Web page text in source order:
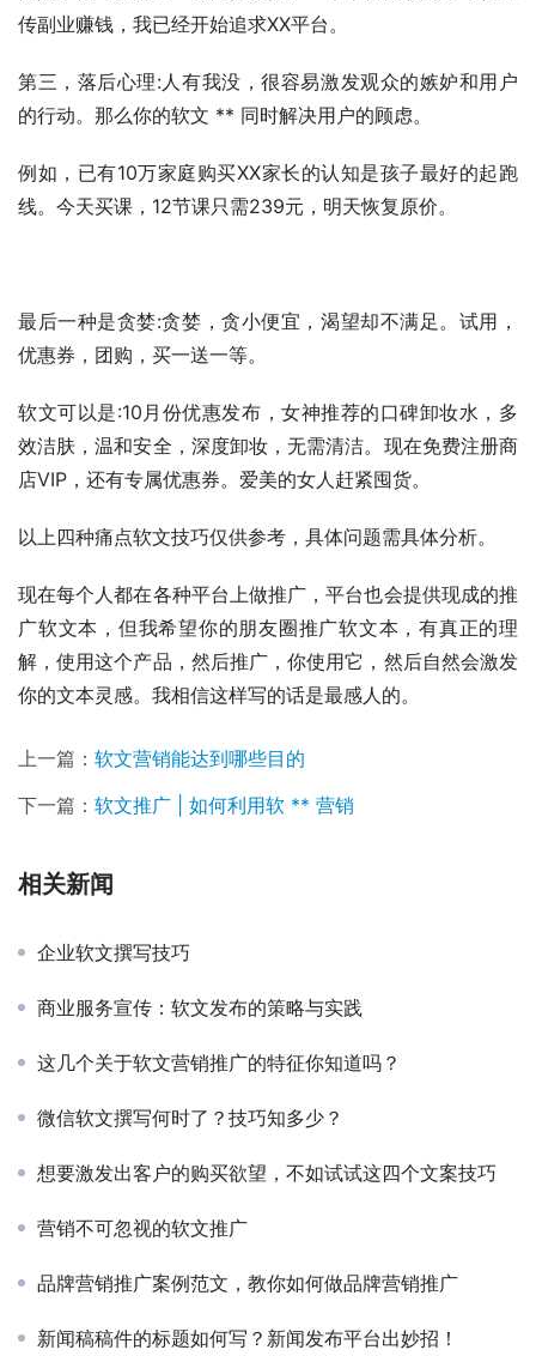
传副业赚钱，我已经开始追求XX平台。
第三，落后心理:人有我没，很容易激发观众的嫉妒和用户
的行动。那么你的软文 ** 同时解决用户的顾虑。
例如，已有10万家庭购买XX家长的认知是孩子最好的起跑
线。今天买课，12节课只需239元，明天恢复原价。
最后一种是贪婪:贪婪，贪小便宜，渴望却不满足。试用，
优惠券，团购，买一送一等。
软文可以是:10月份优惠发布，女神推荐的口碑卸妆水，多
效洁肤，温和安全，深度卸妆，无需清洁。现在免费注册商
店VIP，还有专属优惠券。爱美的女人赶紧囤货。
以上四种痛点软文技巧仅供参考，具体问题需具体分析。
现在每个人都在各种平台上做推广，平台也会提供现成的推
广软文本，但我希望你的朋友圈推广软文本，有真正的理
解，使用这个产品，然后推广，你使用它，然后自然会激发
你的文本灵感。我相信这样写的话是最感人的。
上一篇： 软文营销能达到哪些目的
下一篇： 软文推广 | 如何利用软 ** 营销
相关新闻
企业软文撰写技巧
商业服务宣传：软文发布的策略与实践
这几个关于软文营销推广的特征你知道吗？
微信软文撰写何时了？技巧知多少？
想要激发出客户的购买欲望，不如试试这四个文案技巧
营销不可忽视的软文推广
品牌营销推广案例范文，教你如何做品牌营销推广
新闻稿稿件的标题如何写？新闻发布平台出妙招！